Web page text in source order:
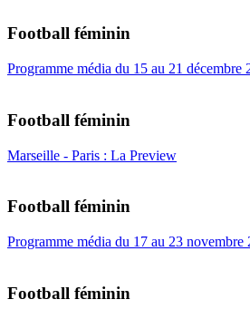
Football féminin
Programme média du 15 au 21 décembre
Football féminin
Marseille - Paris : La Preview
Football féminin
Programme média du 17 au 23 novembre
Football féminin